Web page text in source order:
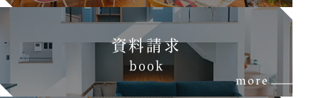
資料請求
book
more